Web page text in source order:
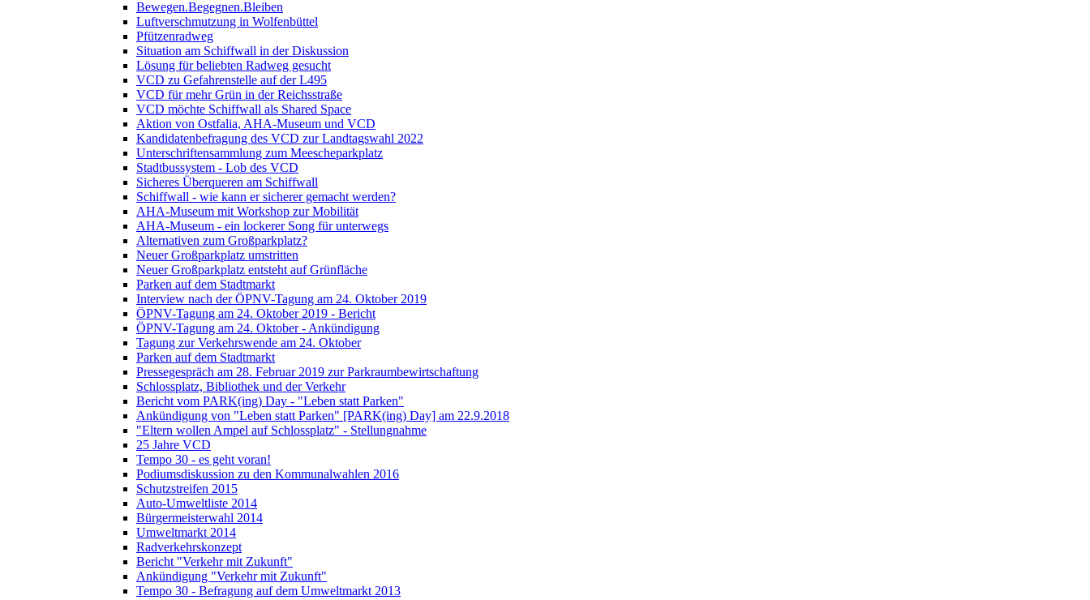
Bewegen.Begegnen.Bleiben
Luftverschmutzung in Wolfenbüttel
Pfützenradweg
Situation am Schiffwall in der Diskussion
Lösung für beliebten Radweg gesucht
VCD zu Gefahrenstelle auf der L495
VCD für mehr Grün in der Reichsstraße
VCD möchte Schiffwall als Shared Space
Aktion von Ostfalia, AHA-Museum und VCD
Kandidatenbefragung des VCD zur Landtagswahl 2022
Unterschriftensammlung zum Meescheparkplatz
Stadtbussystem - Lob des VCD
Sicheres Überqueren am Schiffwall
Schiffwall - wie kann er sicherer gemacht werden?
AHA-Museum mit Workshop zur Mobilität
AHA-Museum - ein lockerer Song für unterwegs
Alternativen zum Großparkplatz?
Neuer Großparkplatz umstritten
Neuer Großparkplatz entsteht auf Grünfläche
Parken auf dem Stadtmarkt
Interview nach der ÖPNV-Tagung am 24. Oktober 2019
ÖPNV-Tagung am 24. Oktober 2019 - Bericht
ÖPNV-Tagung am 24. Oktober - Ankündigung
Tagung zur Verkehrswende am 24. Oktober
Parken auf dem Stadtmarkt
Pressegespräch am 28. Februar 2019 zur Parkraumbewirtschaftung
Schlossplatz, Bibliothek und der Verkehr
Bericht vom PARK(ing) Day - "Leben statt Parken"
Ankündigung von "Leben statt Parken" [PARK(ing) Day] am 22.9.2018
"Eltern wollen Ampel auf Schlossplatz" - Stellungnahme
25 Jahre VCD
Tempo 30 - es geht voran!
Podiumsdiskussion zu den Kommunalwahlen 2016
Schutzstreifen 2015
Auto-Umweltliste 2014
Bürgermeisterwahl 2014
Umweltmarkt 2014
Radverkehrskonzept
Bericht "Verkehr mit Zukunft"
Ankündigung "Verkehr mit Zukunft"
Tempo 30 - Befragung auf dem Umweltmarkt 2013